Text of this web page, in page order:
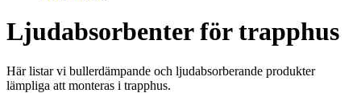
Ljudabsorbenter för trapphus
Här listar vi bullerdämpande och ljudabsorberande produkter
lämpliga att monteras i trapphus.